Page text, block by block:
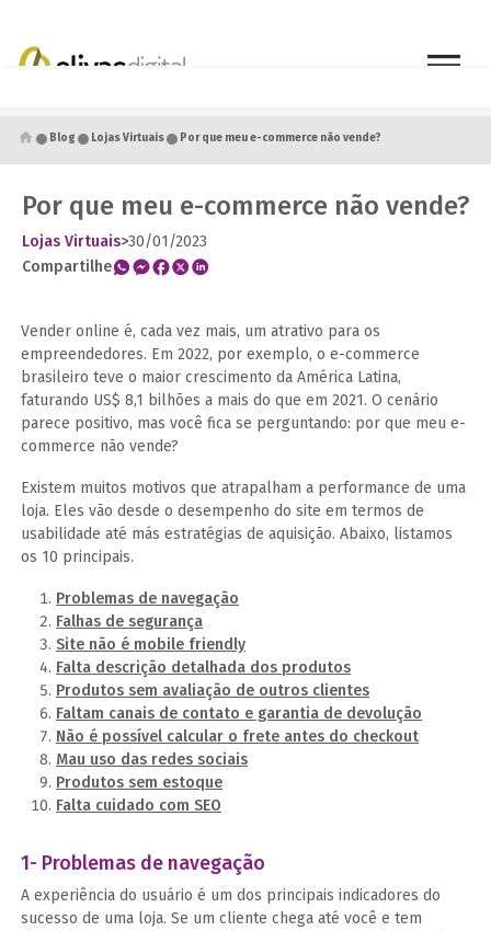
● Blog ● Lojas Virtuais● Por que meu e-commerce não vende?
Por que meu e-commerce não vende?
Lojas Virtuais>30/01/2023
Compartilhe
Vender online é, cada vez mais, um atrativo para os
empreendedores. Em 2022, por exemplo, o e-commerce
brasileiro teve o maior crescimento da América Latina,
faturando US$ 8,1 bilhões a mais do que em 2021. O cenário
parece positivo, mas você fica se perguntando: por que meu e-
commerce não vende?
Existem muitos motivos que atrapalham a performance de uma
loja. Eles vão desde o desempenho do site em termos de
usabilidade até más estratégias de aquisição. Abaixo, listamos
os 10 principais.
Problemas de navegação
Falhas de segurança
Site não é mobile friendly
Falta descrição detalhada dos produtos
Produtos sem avaliação de outros clientes
Faltam canais de contato e garantia de devolução
Não é possível calcular o frete antes do checkout
Mau uso das redes sociais
Produtos sem estoque
Falta cuidado com SEO
1- Problemas de navegação
A experiência do usuário é um dos principais indicadores do
sucesso de uma loja. Se um cliente chega até você e tem